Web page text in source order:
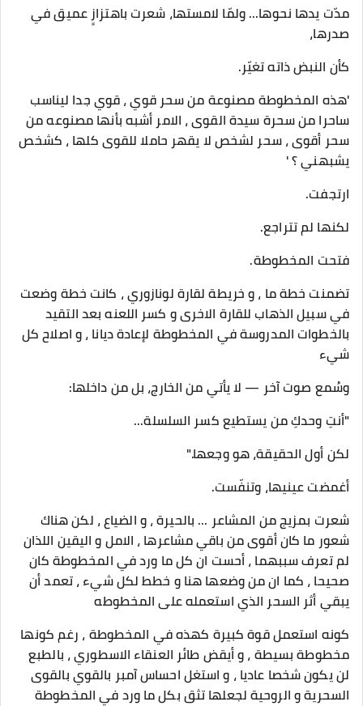
مدّت يدها نحوها... ولمّا لامستها، شعرت باهتزازٍ عميق في
صدرها،
كأن النبض ذاته تغيّر.
'هذه المخطوطة مصنوعة من سحر قوي ، قوي جدا ليناسب
ساحرا من سحرة سيدة القوى ، الامر أشبه بأنها مصنوعه من
سحر أقوى ، سحر لشخص لا يقهر حاملا للقوى كلها ، كشخص
يشبهني ؟ '
ارتجفت.
لكنها لم تتراجع.
فتحت المخطوطة.
تضمنت خطة ما ، و خريطة لقارة لونازوري ، كانت خطة وضعت
في سبيل الذهاب للقارة الاخرى و كسر اللعنه بعد التقيد
بالخطوات المدروسة في المخطوطة لإعادة ديانا ، و اصلاح كل
شيء
وسُمع صوت آخر — لا يأتي من الخارج، بل من داخلها:
"أنتِ وحدكِ من يستطيع كسر السلسلة...
لكن أول الحقيقة، هو وجعها."
أغمضت عينيها، وتنفّست.
شعرت بمزيج من المشاعر ... بالحيرة ، و الضياع ، لكن هناك
شعور ما كان أقوى من باقي مشاعرها ، الامل و اليقين اللذان
لم تعرف سببهما ، أحست ان كل ما ورد في المخطوطة كان
صحيحا ، كما ان من وضعها هنا و خطط لكل شيء ، تعمد أن
يبقي أثر السحر الذي استعمله على المخطوطه
كونه استعمل قوة كبيرة كهذه في المخطوطة ، رغم كونها
مخطوطة بسيطة ، و أيقض طائر العنقاء الاسطوري ، بالطبع
لن يكون شخصا عاديا ، و استغل احساس آمبر بالقوي بالقوى
السحرية و الروحية لجعلها تثق بكل ما ورد في المخطوطة